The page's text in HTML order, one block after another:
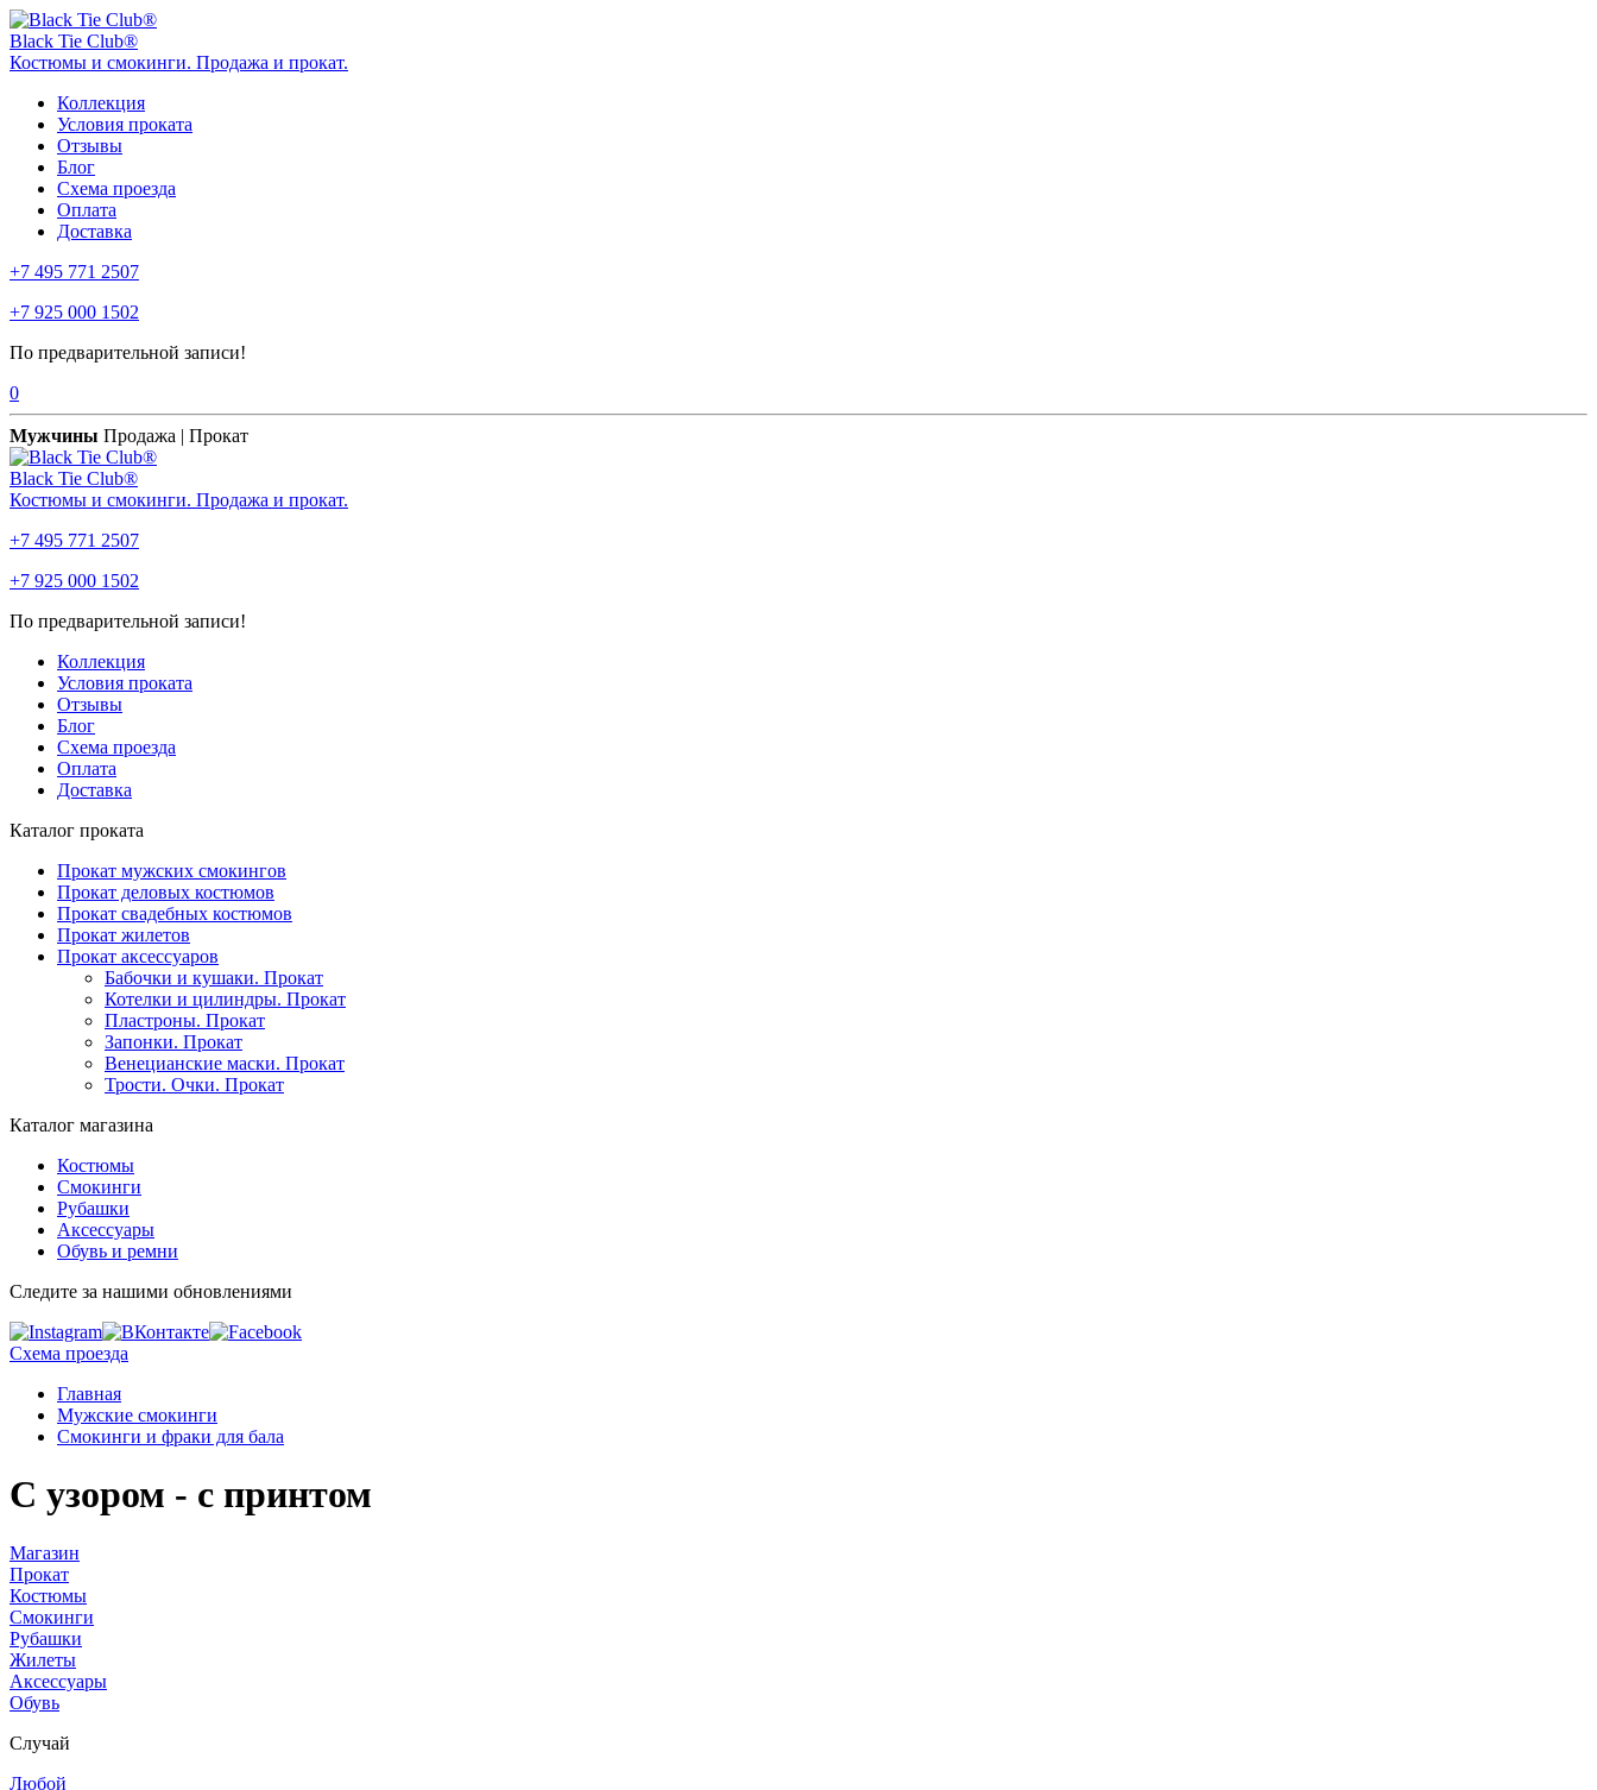
Black Tie Club®
Костюмы и смокинги. Продажа и прокат.
Коллекция
Условия проката
Отзывы
Блог
Схема проезда
Оплата
Доставка
+7 495 771 2507
+7 925 000 1502
По предварительной записи!
0
Мужчины Продажа | Прокат
Black Tie Club®
Костюмы и смокинги. Продажа и прокат.
+7 495 771 2507
+7 925 000 1502
По предварительной записи!
Коллекция
Условия проката
Отзывы
Блог
Схема проезда
Оплата
Доставка
Каталог проката
Прокат мужских смокингов
Прокат деловых костюмов
Прокат свадебных костюмов
Прокат жилетов
Прокат аксессуаров
Бабочки и кушаки. Прокат
Котелки и цилиндры. Прокат
Пластроны. Прокат
Запонки. Прокат
Венецианские маски. Прокат
Трости. Очки. Прокат
Каталог магазина
Костюмы
Смокинги
Рубашки
Аксессуары
Обувь и ремни
Следите за нашими обновлениями
Схема проезда
Главная
Мужские смокинги
Смокинги и фраки для бала
С узором - с принтом
Магазин
Прокат
Костюмы
Смокинги
Рубашки
Жилеты
Аксессуары
Обувь
Случай
Любой